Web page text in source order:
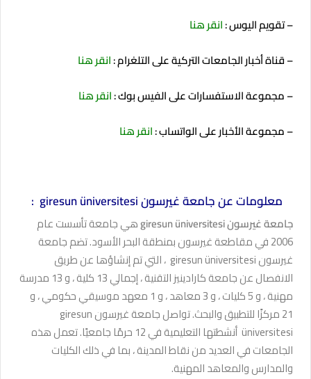
– تقويم اليوس :انقر هنا
– قناة أخبار الجامعات التركية على التلغرام :انقر هنا
– مجموعة الاستفسارات على الفيس بوك :انقر هنا
– مجموعة الأخبار على الواتساب :انقر هنا
معلومات عن جامعة غيرسون giresun üniversitesi :
جامعة غيرسون giresun üniversitesi
هي جامعة تأسست عام
2006 في مقاطعة غيرسون بمنطقة البحر الأسود. تضم جامعة
غيرسون giresun üniversitesi
، التي تم إنشاؤها عن طريق
الانفصال عن جامعة كارادينيز التقنية ، إجمالي 13 كلية ، و 13 مدرسة
مهنية ، و 5 كليات ، و 3 معاهد ، و 1 معهد موسيقي حكومي ، و
21 مركزًا للتطبيق والبحث. تواصل جامعة غيرسون giresun
üniversitesi أنشطتها التعليمية في 12 حرمًا جامعيًا. تعمل هذه
الجامعات في العديد من نقاط المدينة ، بما في ذلك الكليات
والمدارس والمعاهد المهنية.